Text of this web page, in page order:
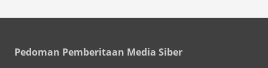
Pedoman Pemberitaan Media Siber